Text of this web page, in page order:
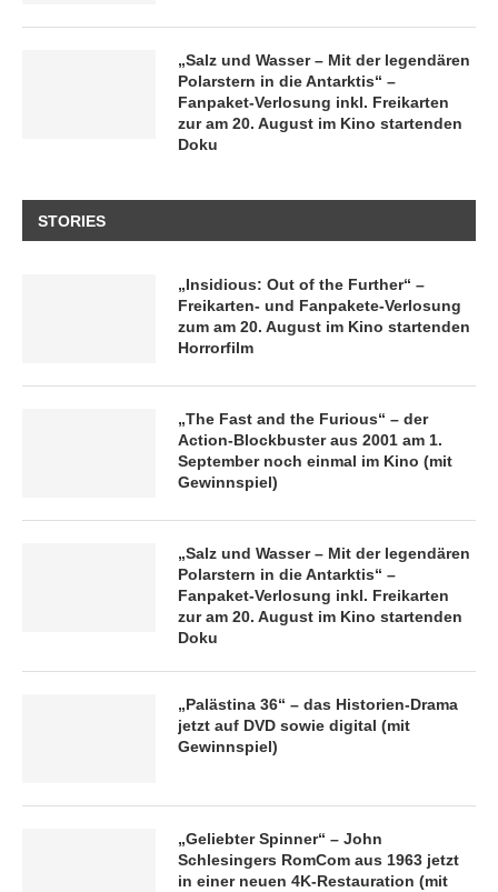
„Salz und Wasser – Mit der legendären
Polarstern in die Antarktis“ –
Fanpaket-Verlosung inkl. Freikarten
zur am 20. August im Kino startenden
Doku
STORIES
„Insidious: Out of the Further“ –
Freikarten- und Fanpakete-Verlosung
zum am 20. August im Kino startenden
Horrorfilm
„The Fast and the Furious“ – der
Action-Blockbuster aus 2001 am 1.
September noch einmal im Kino (mit
Gewinnspiel)
„Salz und Wasser – Mit der legendären
Polarstern in die Antarktis“ –
Fanpaket-Verlosung inkl. Freikarten
zur am 20. August im Kino startenden
Doku
„Palästina 36“ – das Historien-Drama
jetzt auf DVD sowie digital (mit
Gewinnspiel)
„Geliebter Spinner“ – John
Schlesingers RomCom aus 1963 jetzt
in einer neuen 4K-Restauration (mit